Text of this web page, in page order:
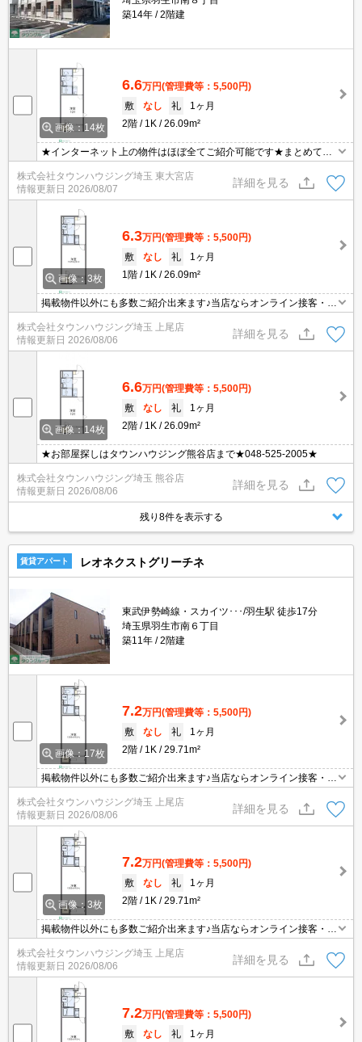
築14年
2階建
画像：14枚
6.6万円(管理費等：5,500円)
敷
なし 礼
1ヶ月
2階
1K 26.09m²
★インターネット上の物件はほぼ全てご紹介可能です★まとめてご
紹介致します★お部屋探しは情報量地域No１の★タウンハウジング
東大宮店まで★
株式会社タウンハウジング埼玉 東大宮店
情報更新日 2026/08/07
詳細を見る
画像：3枚
6.3万円(管理費等：5,500円)
敷
なし 礼
1ヶ月
1階
1K 26.09m²
掲載物件以外にも多数ご紹介出来ます♪当店ならオンライン接客・内
見可能です！メールでのお問い合わせの際は、電話番号も記載頂き
ますとスムーズに御対応できます♪
株式会社タウンハウジング埼玉 上尾店
情報更新日 2026/08/06
詳細を見る
画像：14枚
6.6万円(管理費等：5,500円)
敷
なし 礼
1ヶ月
2階
1K 26.09m²
★お部屋探しはタウンハウジング熊谷店まで★048-525-2005★
株式会社タウンハウジング埼玉 熊谷店
情報更新日 2026/08/06
詳細を見る
残り8件を表示する
賃貸アパート レオネクストグリーチネ
東武伊勢崎線・スカイツ･･･/羽生駅 徒歩17分
埼玉県羽生市南６丁目
築11年
2階建
画像：17枚
7.2万円(管理費等：5,500円)
敷
なし 礼
1ヶ月
2階
1K 29.71m²
掲載物件以外にも多数ご紹介出来ます♪当店ならオンライン接客・内
見可能です！メールでのお問い合わせの際は、電話番号も記載頂き
ますとスムーズに御対応できます♪
株式会社タウンハウジング埼玉 上尾店
情報更新日 2026/08/06
詳細を見る
画像：3枚
7.2万円(管理費等：5,500円)
敷
なし 礼
1ヶ月
2階
1K 29.71m²
掲載物件以外にも多数ご紹介出来ます♪当店ならオンライン接客・内
見可能です！メールでのお問い合わせの際は、電話番号も記載頂き
ますとスムーズに御対応できます♪
株式会社タウンハウジング埼玉 上尾店
情報更新日 2026/08/06
詳細を見る
7.2万円(管理費等：5,500円)
敷
なし 礼
1ヶ月